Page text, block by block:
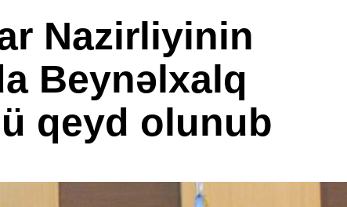
Nazirliyinin
Beynəlxalq
qeyd olunub